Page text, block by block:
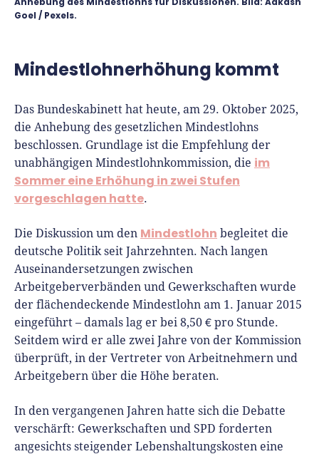
Weitere Tools & Vorlagen
Software
Goel / Pexels.
Mindestlohnerhöhung kommt
Das Bundeskabinett hat heute, am 29. Oktober 2025,
die Anhebung des gesetzlichen Mindestlohns
beschlossen. Grundlage ist die Empfehlung der
unabhängigen Mindestlohnkommission, die im
Sommer eine Erhöhung in zwei Stufen
vorgeschlagen hatte.
Die Diskussion um den Mindestlohn begleitet die
deutsche Politik seit Jahrzehnten. Nach langen
Auseinandersetzungen zwischen
Arbeitgeberverbänden und Gewerkschaften wurde
der flächendeckende Mindestlohn am 1. Januar 2015
eingeführt – damals lag er bei 8,50 € pro Stunde.
Seitdem wird er alle zwei Jahre von der Kommission
überprüft, in der Vertreter von Arbeitnehmern und
Arbeitgebern über die Höhe beraten.
In den vergangenen Jahren hatte sich die Debatte
verschärft: Gewerkschaften und SPD forderten
angesichts steigender Lebenshaltungskosten eine